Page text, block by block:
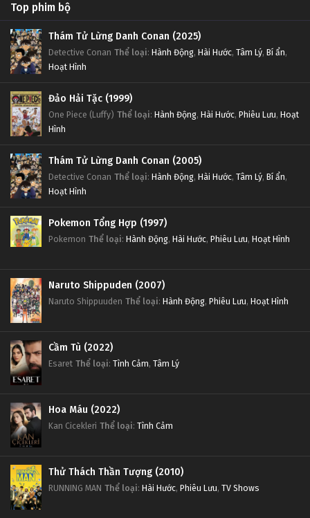
Top phim bộ
Thám Tử Lừng Danh Conan (2025)
Detective Conan Thể loại: Hành Động, Hài Hước, Tâm Lý, Bí ẩn,
Hoạt Hình
Đảo Hải Tặc (1999)
One Piece (Luffy) Thể loại: Hành Động, Hài Hước, Phiêu Lưu, Hoạt
Hình
Thám Tử Lừng Danh Conan (2005)
Detective Conan Thể loại: Hành Động, Hài Hước, Tâm Lý, Bí ẩn,
Hoạt Hình
Pokemon Tổng Hợp (1997)
Pokemon Thể loại: Hành Động, Hài Hước, Phiêu Lưu, Hoạt Hình
Naruto Shippuden (2007)
Naruto Shippuuden Thể loại: Hành Động, Phiêu Lưu, Hoạt Hình
Cầm Tù (2022)
Esaret Thể loại: Tình Cảm, Tâm Lý
Hoa Máu (2022)
Kan Cicekleri Thể loại: Tình Cảm
Thử Thách Thần Tượng (2010)
RUNNING MAN Thể loại: Hài Hước, Phiêu Lưu, TV Shows